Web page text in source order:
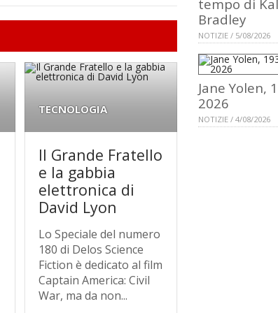
TECNOLOGIA
Il Grande Fratello
e la gabbia
elettronica di
David Lyon
Lo Speciale del numero
180 di Delos Science
Fiction è dedicato al film
Captain America: Civil
War, ma da non...
tempo di
Bradley
NOTIZIE / 5/08/2026
Jane Yolen,
2026
NOTIZIE / 4/08/2026